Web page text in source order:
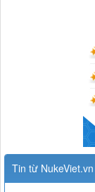
Tin từ NukeViet.vn